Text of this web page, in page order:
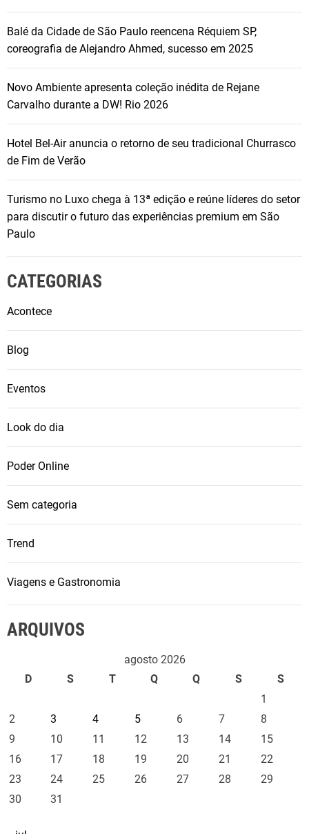
Balé da Cidade de São Paulo reencena Réquiem SP,
coreografia de Alejandro Ahmed, sucesso em 2025
Novo Ambiente apresenta coleção inédita de Rejane
Carvalho durante a DW! Rio 2026
Hotel Bel-Air anuncia o retorno de seu tradicional Churrasco
de Fim de Verão
Turismo no Luxo chega à 13ª edição e reúne líderes do setor
para discutir o futuro das experiências premium em São
Paulo
CATEGORIAS
Acontece
Blog
Eventos
Look do dia
Poder Online
Sem categoria
Trend
Viagens e Gastronomia
ARQUIVOS
agosto 2026
D
S T Q Q S
S
1
2
3 4 5 6 7
8
9
10 11 12 13 14
15
16
17 18 19 20 21
22
23
24 25 26 27 28
29
30
31